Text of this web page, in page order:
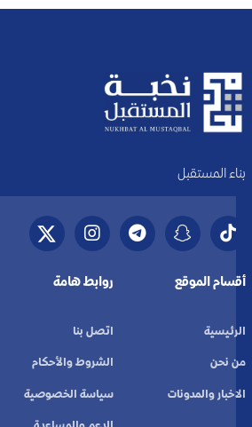
بناء المستقبل
أقسام الموقع
الرئيسية
من نحن
الاخبار والمدونات
روابط هامة
اتصل بنا
الشروط والأحكام
سياسة الخصوصية